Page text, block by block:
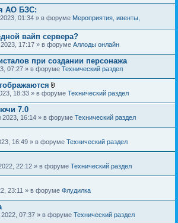
АО БЗС:
01:34 » в форуме Мероприятия, ивенты,
вайп сервера?
17:17 » в форуме Аллоды онлайн
при создании персонажа
07:27 » в форуме Технический раздел
В
л
о
е
н
я
18:33 » в форуме Технический раздел
7.0
2023, 16:14 » в форуме Технический раздел
16:49 » в форуме Технический раздел
22:12 » в форуме Технический раздел
23:11 » в форуме Флудилка
2022, 07:37 » в форуме Технический раздел